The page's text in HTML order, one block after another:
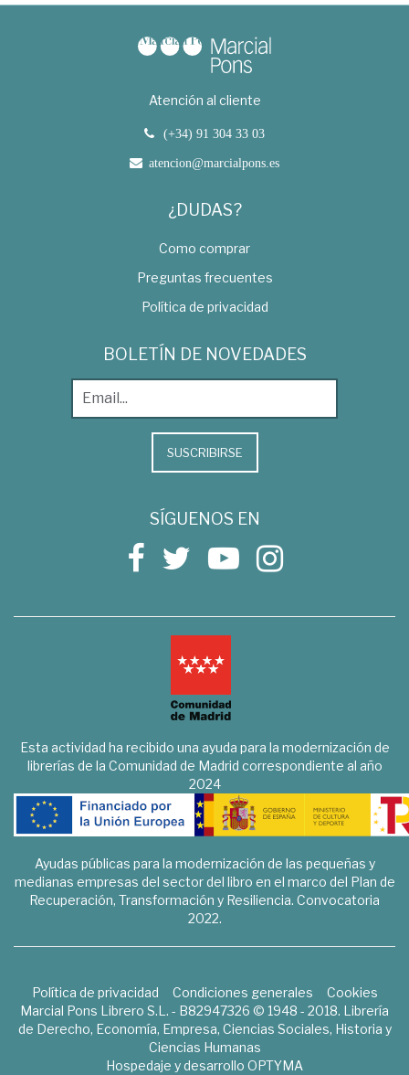
Atención al cliente
(+34) 91 304 33 03
atencion@marcialpons.es
¿DUDAS?
Como comprar
Preguntas frecuentes
Política de privacidad
BOLETÍN DE NOVEDADES
SUSCRIBIRSE
SÍGUENOS EN
Esta actividad ha recibido una ayuda para la modernización de
librerías de la Comunidad de Madrid correspondiente al año
2024
Ayudas públicas para la modernización de las pequeñas y
medianas empresas del sector del libro en el marco del Plan de
Recuperación, Transformación y Resiliencia. Convocatoria
2022.
Política de privacidad Condiciones generales
Cookies
Marcial Pons Librero S.L. - B82947326 © 1948 - 2018. Librería
de Derecho, Economía, Empresa, Ciencias Sociales, Historia y
Ciencias Humanas
Hospedaje y desarrollo OPTYMA